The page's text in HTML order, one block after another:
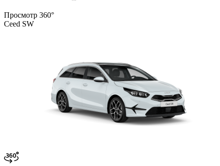
Просмотр 360°
Ceed SW